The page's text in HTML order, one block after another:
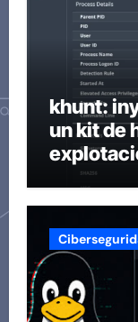
khunt:
un kit de